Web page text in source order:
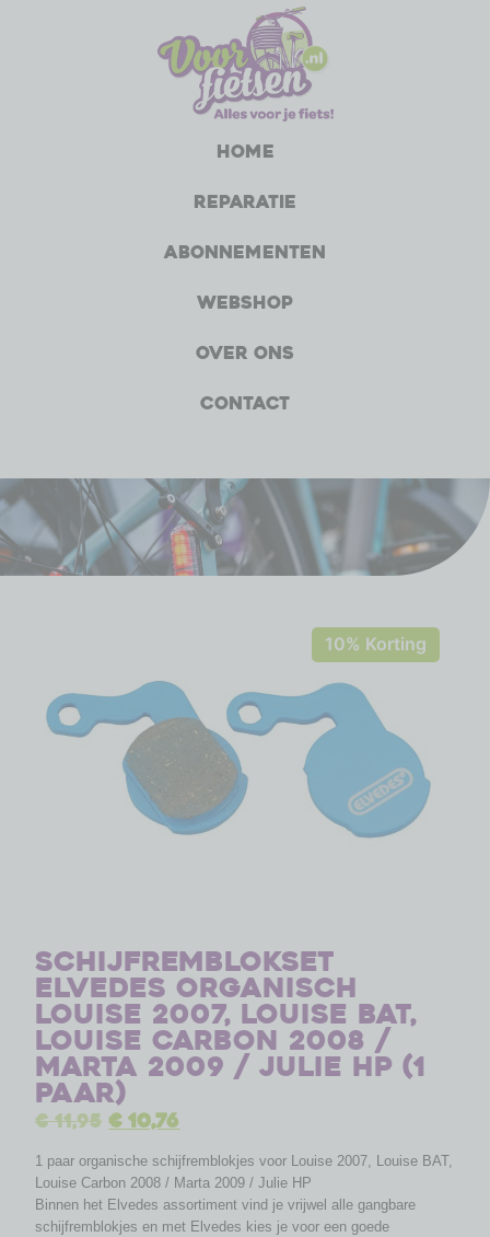
Home
Reparatie
Abonnementen
Webshop
Over ons
Contact
10% Korting
Schijfremblokset
Elvedes organisch
Louise 2007, Louise BAT,
Louise Carbon 2008 /
Marta 2009 / Julie HP (1
paar)
€11,95 €10,76
1 paar organische schijfremblokjes voor Louise 2007, Louise BAT,
Louise Carbon 2008 / Marta 2009 / Julie HP
Binnen het Elvedes assortiment vind je vrijwel alle gangbare
schijfremblokjes en met Elvedes kies je voor een goede